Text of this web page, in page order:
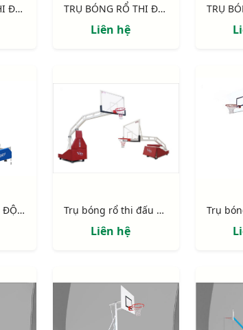
TRỤ BÓNG RỔ THI ĐẤU S14645 EPIC 225 - TẦM VƯƠN 2.25M TRỤ BÓNG RỔ THI ĐẤU S14650 EPIC 325 - TẦM VƯƠN 3.25M
Liên hệ
TRỤ BÓNG RỔ DI ĐỘNG CỐ ĐỊNH CHIỀU CAO, TẦM VƯƠN 1.20M S14632-CPTL Trụ bóng rổ thi đấu chuyên nghiệp Epic
Liên hệ